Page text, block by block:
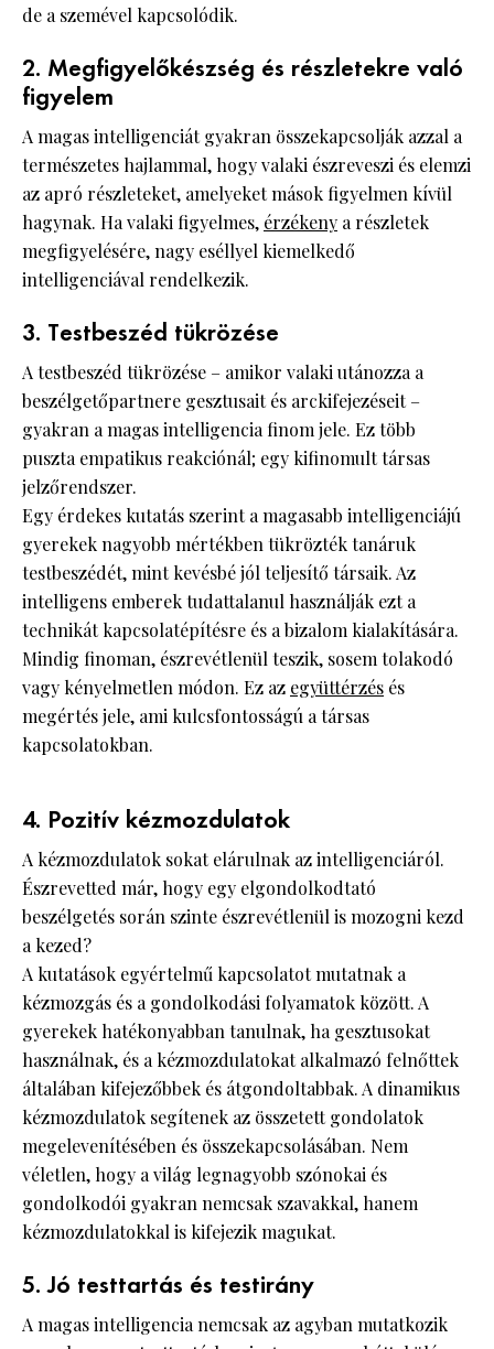
de a szemével kapcsolódik.
2. Megfigyelőkészség és részletekre való
figyelem
A magas intelligenciát gyakran összekapcsolják azzal a
természetes hajlammal, hogy valaki észreveszi és elemzi
az apró részleteket, amelyeket mások figyelmen kívül
hagynak. Ha valaki figyelmes, érzékeny a részletek
megfigyelésére, nagy eséllyel kiemelkedő
intelligenciával rendelkezik.
3. Testbeszéd tükrözése
A testbeszéd tükrözése – amikor valaki utánozza a
beszélgetőpartnere gesztusait és arckifejezéseit –
gyakran a magas intelligencia finom jele. Ez több
puszta empatikus reakciónál; egy kifinomult társas
jelzőrendszer.
Egy érdekes kutatás szerint a magasabb intelligenciájú
gyerekek nagyobb mértékben tükrözték tanáruk
testbeszédét, mint kevésbé jól teljesítő társaik. Az
intelligens emberek tudattalanul használják ezt a
technikát kapcsolatépítésre és a bizalom kialakítására.
Mindig finoman, észrevétlenül teszik, sosem tolakodó
vagy kényelmetlen módon. Ez az együttérzés és
megértés jele, ami kulcsfontosságú a társas
kapcsolatokban.
4. Pozitív kézmozdulatok
A kézmozdulatok sokat elárulnak az intelligenciáról.
Észrevetted már, hogy egy elgondolkodtató
beszélgetés során szinte észrevétlenül is mozogni kezd
a kezed?
A kutatások egyértelmű kapcsolatot mutatnak a
kézmozgás és a gondolkodási folyamatok között. A
gyerekek hatékonyabban tanulnak, ha gesztusokat
használnak, és a kézmozdulatokat alkalmazó felnőttek
általában kifejezőbbek és átgondoltabbak. A dinamikus
kézmozdulatok segítenek az összetett gondolatok
megelevenítésében és összekapcsolásában. Nem
véletlen, hogy a világ legnagyobb szónokai és
gondolkodói gyakran nemcsak szavakkal, hanem
kézmozdulatokkal is kifejezik magukat.
5. Jó testtartás és testirány
A magas intelligencia nemcsak az agyban mutatkozik